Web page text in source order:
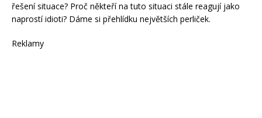
řešení situace? Proč někteří na tuto situaci stále reagují jako
naprostí idioti? Dáme si přehlídku největších perliček.
Reklamy